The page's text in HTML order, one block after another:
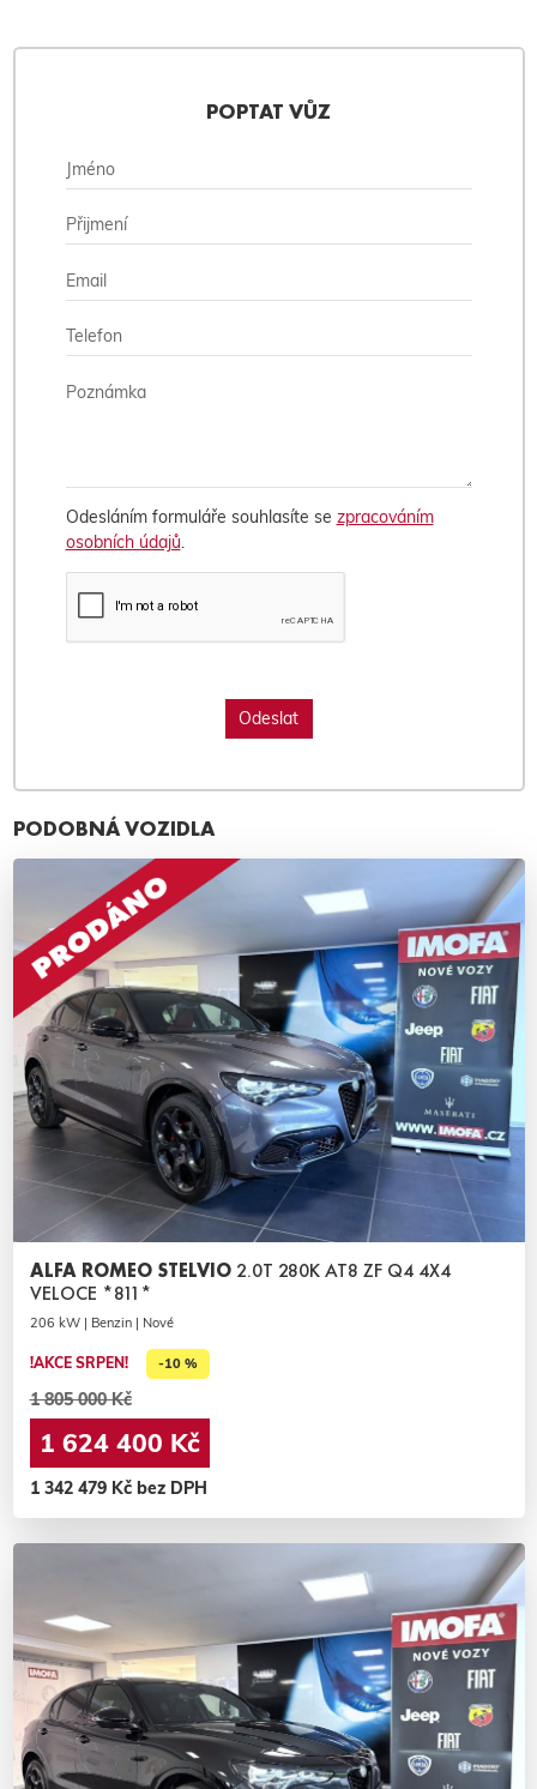
POPTAT VŮZ
Odesláním formuláře souhlasíte se zpracováním
osobních údajů.
PODOBNÁ VOZIDLA
ALFA ROMEO STELVIO 2.0T 280K AT8 ZF Q4 4X4
VELOCE *811*
206 kW | Benzin | Nové
!AKCE SRPEN! -10 %
1 805 000 Kč
1 624 400 Kč
1 342 479 Kč bez DPH